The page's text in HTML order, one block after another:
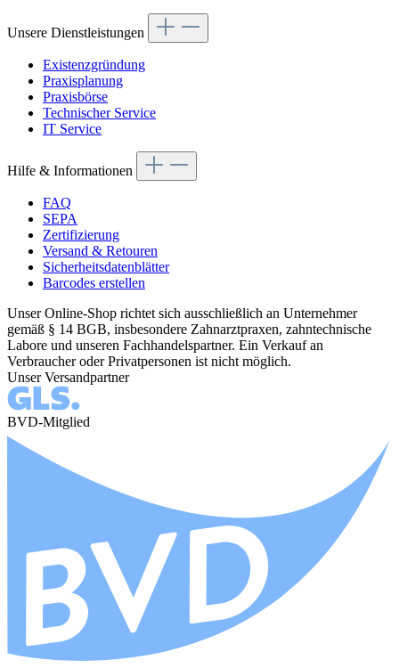
Unsere Dienstleistungen
Existenzgründung
Praxisplanung
Praxisbörse
Technischer Service
IT Service
Hilfe & Informationen
FAQ
SEPA
Zertifizierung
Versand & Retouren
Sicherheitsdatenblätter
Barcodes erstellen
Unser Online-Shop richtet sich ausschließlich an Unternehmer
gemäß § 14 BGB, insbesondere Zahnarztpraxen, zahntechnische
Labore und unseren Fachhandelspartner. Ein Verkauf an
Verbraucher oder Privatpersonen ist nicht möglich.
Unser Versandpartner
BVD-Mitglied